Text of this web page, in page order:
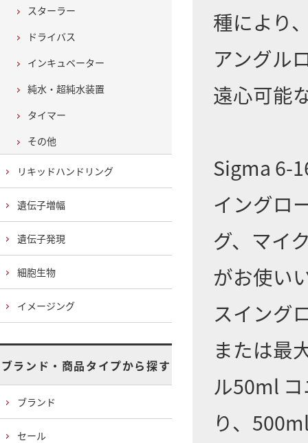
種により
アングル
遠心可能
Sigma 6-
イングロ
グ、マイ
がお使い
スイング
または最
ル50ml
り、
スターラー
ドライバス
インキュベーター
純水・超純水装置
タイマー
その他
リキッドハンドリング
遺伝子増幅
遺伝子発現
細胞生物
イメージング
ブランド・商品タイプから探す
ブランド
セール